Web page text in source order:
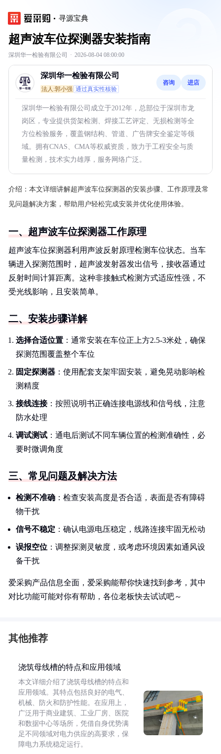
寻源宝典
超声波车位探测器安装指南
深圳华一检验有限公司 · 2026-08-04 08:00:00
深圳华一检验有限公司
法人:郭小强 通过真实性核验
咨询 进店
深圳华一检验有限公司成立于2012年，总部位于深圳市龙
岗区，专业提供货架检测、焊接工艺评定、无损检测等全
方位检验服务，覆盖钢结构、管道、广告牌安全鉴定等领
域。拥有CNAS、CMA等权威资质，致力于工程安全与质
量检测，技术实力雄厚，服务网络广泛。
介绍： 本文详细讲解超声波车位探测器的安装步骤、工作原理及常
见问题解决方案，帮助用户轻松完成安装并优化使用体验。
一、超声波车位探测器工作原理
超声波车位探测器利用声波反射原理检测车位状态。当车
辆进入探测范围时，超声波发射器发出信号，接收器通过
反射时间计算距离。这种非接触式检测方式适应性强，不
受光线影响，且安装简单。
二、安装步骤详解
选择合适位置 ：通常安装在车位正上方2.5-3米处，确保
探测范围覆盖整个车位
固定探测器 ：使用配套支架牢固安装，避免晃动影响检
测精度
接线连接：按照说明书正确连接电源线和信号线，注意
防水处理
调试测试 ：通电后测试不同车辆位置的检测准确性，必
要时微调角度
三、常见问题及解决方法
检测不准确 ：检查安装高度是否合适，表面是否有障碍
物干扰
信号不稳定 ：确认电源电压稳定，线路连接牢固无松动
误报空位 ：调整探测灵敏度，或考虑环境因素如通风设
备干扰
爱采购产品信息全面，爱采购能帮你快速找到参考，其中
对比功能可能对你有帮助，各位老板快去试试吧～
其他推荐
浇筑母线槽的特点和应用领域
本文详细介绍了浇筑母线槽的特点和
应用领域。其特点包括良好的电气、
机械、防火和防护性能。在应用上，
广泛用于商业建筑、工业厂房、医院
和数据中心等场所，凭借自身优势满
足不同领域对电力供应的高要求，保
障电力系统稳定运行。